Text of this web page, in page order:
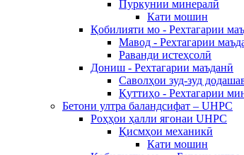
Пуркунии минералӣ
Кати мошин
Қобилияти мо - Рехтагарии
Мавод - Рехтагарии
Раванди истеҳсолӣ
Дониш - Рехтагарии маъданӣ
Саволҳои зуд-зуд
Қуттиҳо - Рехтагарии
Бетони ултра баландсифат – UHPC
Роҳҳои ҳалли ягонаи UHPC
Қисмҳои механикӣ
Кати мошин